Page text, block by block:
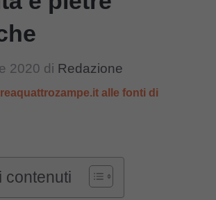
2020 di Redazione
alle fonti di
contenuti